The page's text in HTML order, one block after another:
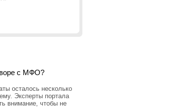
с МФО?
осталось несколько
Эксперты портала
внимание, чтобы не